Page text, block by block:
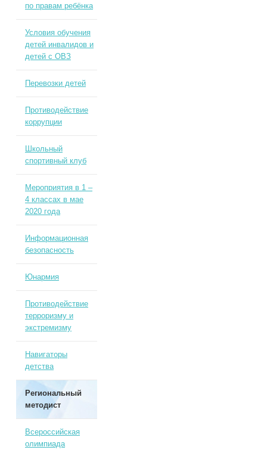
по правам ребёнка
Условия обучения
детей инвалидов и
детей с ОВЗ
Перевозки детей
Противодействие
коррупции
Школьный
спортивный клуб
Мероприятия в 1 –
4 классах в мае
2020 года
Информационная
безопасность
Юнармия
Противодействие
терроризму и
экстремизму
Навигаторы
детства
Региональный
методист
Всероссийская
олимпиада